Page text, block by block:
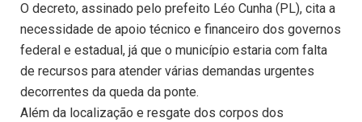
O decreto, assinado pelo prefeito Léo Cunha (PL), cita a
necessidade de apoio técnico e financeiro dos governos
federal e estadual, já que o município estaria com falta
de recursos para atender várias demandas urgentes
decorrentes da queda da ponte.
Além da localização e resgate dos corpos dos